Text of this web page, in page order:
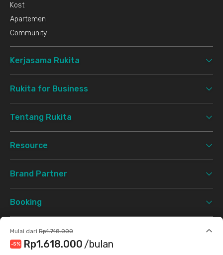
Mulai dari Rp1.718.000
-5% Rp1.618.000 /bulan
Kost
Apartemen
Community
Kerjasama Rukita
Rukita for Business
Tentang Rukita
Resource
Brand Partner
Booking
Support